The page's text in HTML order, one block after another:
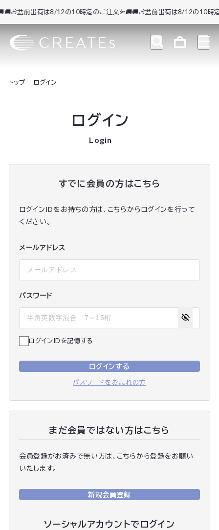
お盆前出荷は8/12の10時迄のご注文を🚚🚚お盆前出荷は8/12の10時迄
トップ ログイン
ログイン
Login
すでに会員の方はこちら
ログインIDをお持ちの方は、こちらからログインを行って
ください。
メールアドレス
パスワード
ログインIDを記憶する
ログインする
パスワードをお忘れの方
まだ会員ではない方はこちら
会員登録がお済みで無い方は、こちらから登録をお願い
いたします。
新規会員登録
ソーシャルアカウントでログイン